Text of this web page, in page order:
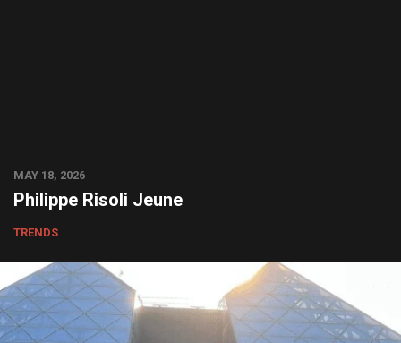
MAY 18, 2026
Philippe Risoli Jeune
TRENDS